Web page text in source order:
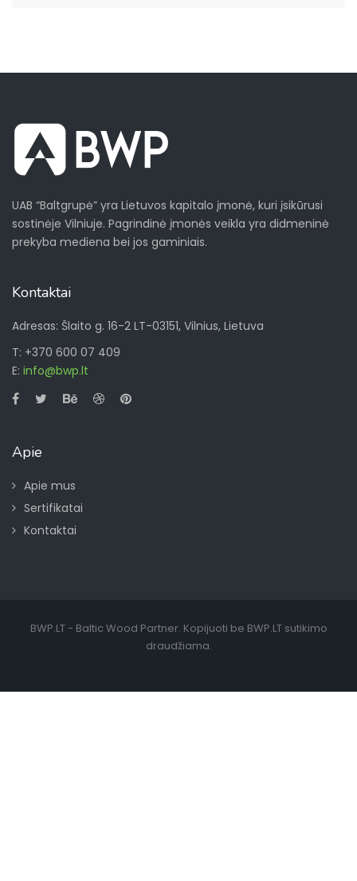
UAB “Baltgrupė” yra Lietuvos kapitalo įmonė, kuri įsikūrusi
sostinėje Vilniuje. Pagrindinė įmonės veikla yra didmeninė
prekyba mediena bei jos gaminiais.
Kontaktai
Adresas: Šlaito g. 16-2 LT-03151, Vilnius, Lietuva
T: +370 600 07 409
E: info@bwp.lt
Apie
Apie mus
Sertifikatai
Kontaktai
BWP.LT - Baltic Wood Partner. Kopijuoti be BWP.LT sutikimo
draudžiama.